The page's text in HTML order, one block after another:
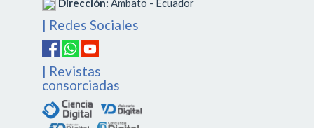
| Redes Sociales
| Revistas
consorciadas